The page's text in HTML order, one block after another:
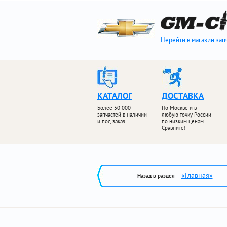
Перейти в магазин
КАТАЛОГ
Более 50 000
запчастей в наличии
и под заказ
ДОСТАВКА
По Москве и в
любую точку России
по низким ценам.
Сравните!
Назад в раздел «Главная»